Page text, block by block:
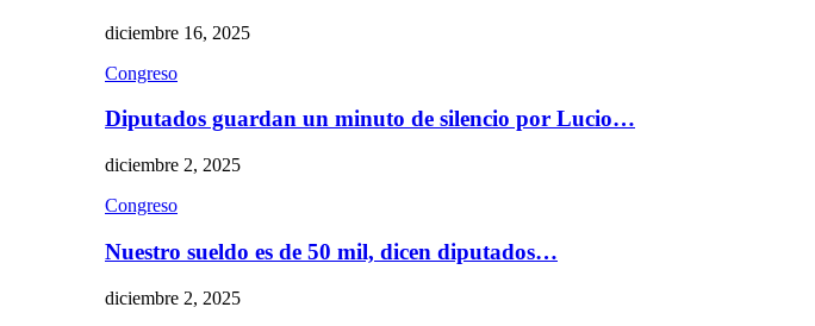
diciembre 16, 2025
Congreso
Diputados guardan un minuto de silencio por Lucio…
diciembre 2, 2025
Congreso
Nuestro sueldo es de 50 mil, dicen diputados…
diciembre 2, 2025